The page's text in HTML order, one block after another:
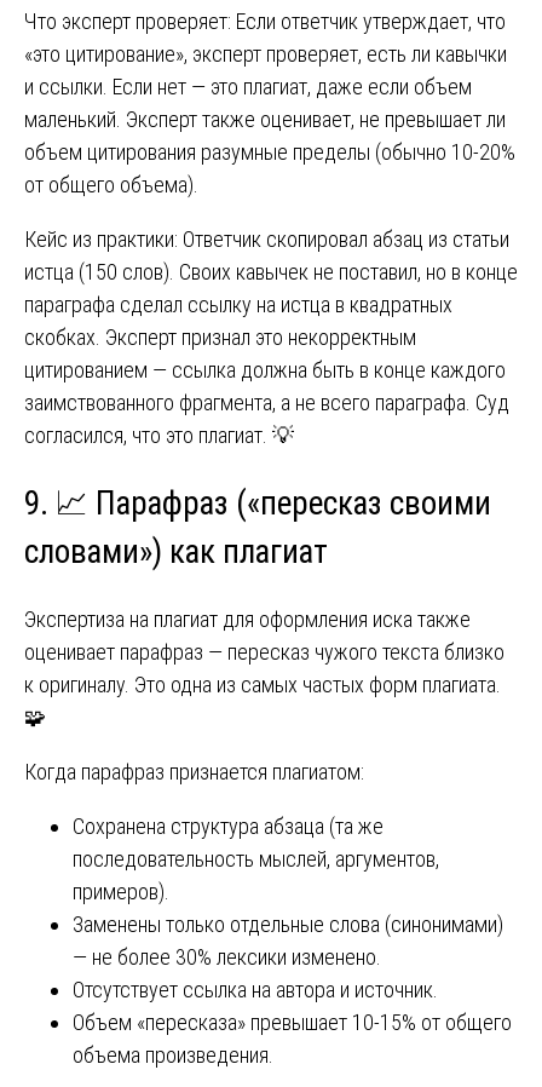
Что эксперт проверяет: Если ответчик утверждает, что
«это цитирование», эксперт проверяет, есть ли кавычки
и ссылки. Если нет — это плагиат, даже если объем
маленький. Эксперт также оценивает, не превышает ли
объем цитирования разумные пределы (обычно 10-20%
от общего объема).
Кейс из практики: Ответчик скопировал абзац из статьи
истца (150 слов). Своих кавычек не поставил, но в конце
параграфа сделал ссылку на истца в квадратных
скобках. Эксперт признал это некорректным
цитированием — ссылка должна быть в конце каждого
заимствованного фрагмента, а не всего параграфа. Суд
согласился, что это плагиат. 💡
9. 📈 Парафраз («пересказ своими
словами») как плагиат
Экспертиза на плагиат для оформления иска также
оценивает парафраз — пересказ чужого текста близко
к оригиналу. Это одна из самых частых форм плагиата.
🧩
Когда парафраз признается плагиатом:
Сохранена структура абзаца (та же
последовательность мыслей, аргументов,
примеров).
Заменены только отдельные слова (синонимами)
— не более 30% лексики изменено.
Отсутствует ссылка на автора и источник.
Объем «пересказа» превышает 10-15% от общего
объема произведения.